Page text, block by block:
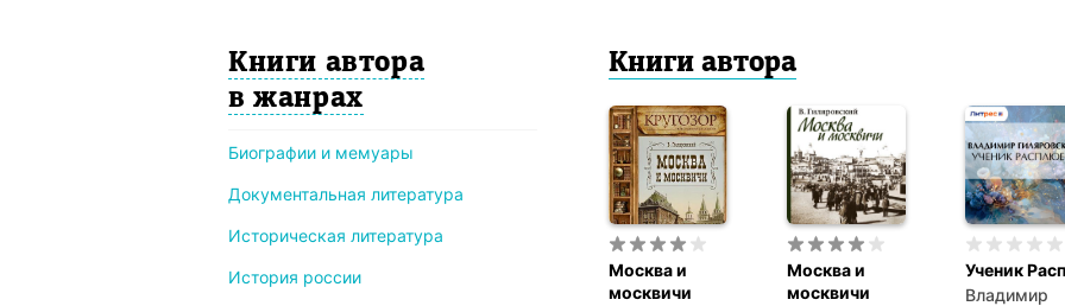
Книги автора
в жанрах
Биографии и мемуары
Документальная литература
Историческая литература
История россии
Книги автора
Москва и
москвичи
Москва и
москвичи
Ученик
Владимир